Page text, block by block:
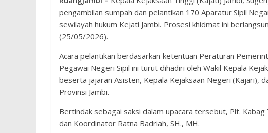
pengambilan sumpah dan pelantikan 170 Aparatur Sipil
sewilayah hukum Kejati Jambi. Prosesi khidmat ini
(25/05/2026).
​Acara pelantikan berdasarkan ketentuan Peraturan
Pegawai Negeri Sipil ini turut dihadiri oleh Wakil Kepala
beserta jajaran Asisten, Kepala Kejaksaan Negeri (Kajari),
Provinsi Jambi.
​Bertindak sebagai saksi dalam upacara tersebut, Plt. Kabag
dan Koordinator Ratna Badriah, SH., MH.